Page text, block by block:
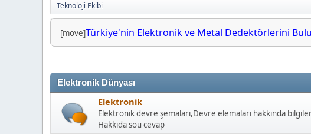
Teknoloji Ekibi
[move]Türkiye'nin Elektronik ve Metal Dedektörlerini
Elektronik Dünyası
Elektronik
Elektronik devre şemaları,Devre elemaları hakkında
Hakkıda sou cevap